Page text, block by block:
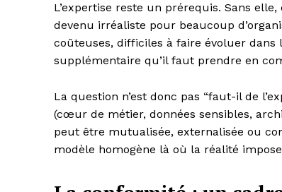
L’expertise reste un prérequis. Sans
devenu irréaliste pour beaucoup
coûteuses, difficiles à faire évoluer
supplémentaire qu’il faut prendre en
La question n’est donc pas “faut-il de
(cœur de métier, données sensibles,
peut être mutualisée, externalisée ou
modèle homogène là où la réalité